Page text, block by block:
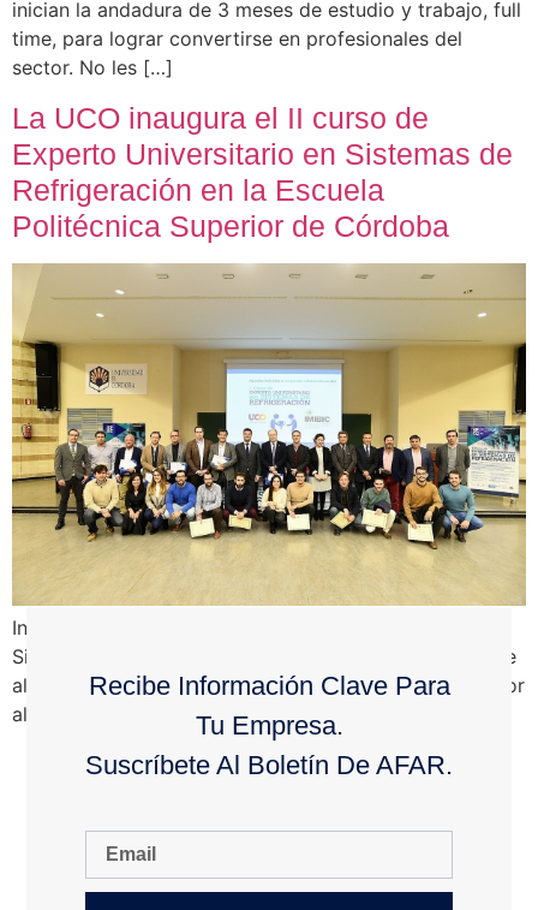
inician la andadura de 3 meses de estudio y trabajo, full
time, para lograr convertirse en profesionales del
sector. No les […]
La UCO inaugura el II curso de
Experto Universitario en Sistemas de
Refrigeración en la Escuela
Politécnica Superior de Córdoba
Inauguración del II curso de Experto Universitario en
Sistemas de Refrigeración J.M. En la primera edición se
alcanzó una tasa de contratación del alumnado superior
al 92% y en esta […]
Recibe Información Clave Para
Tu Empresa.
Suscríbete Al Boletín De AFAR.